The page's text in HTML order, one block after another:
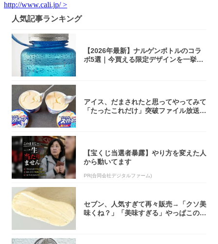
http://www.cali.jp/ >
人気記事ランキング
【2026年最新】ナルゲンボトルのコラ
ボ5選｜今買える限定デザインを一挙紹
アイス、だまされたと思ってやってみて
「たったこれだけ」突破ファイル放送で
【宝くじ当選者暴露】やり方を変えた人
から動いてます
PR(合同会社デジタルファーム)
セブン、人気すぎて再々販売→「クソ美
味くね？」「美味すぎる」やっぱこのク